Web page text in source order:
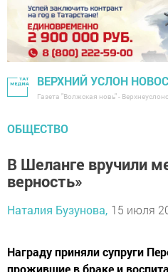
ВЕРХНИЙ УСЛОН
Газета "Волжская новь" -
ОБЩЕСТВО
В Шеланге вручили
верность»
Наталия Бузунова, 15 июля
Награду приняли супруги